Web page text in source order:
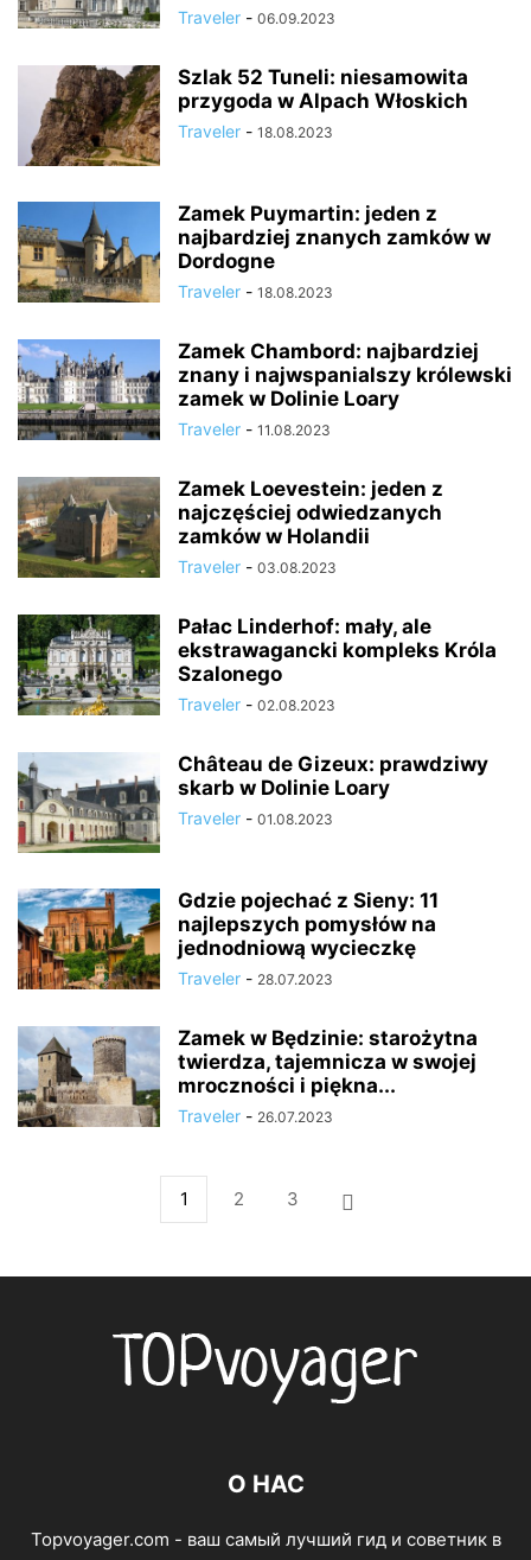
Traveler - 06.09.2023
Szlak 52 Tuneli: niesamowita
przygoda w Alpach Włoskich
Traveler - 18.08.2023
Zamek Puymartin: jeden z
najbardziej znanych zamków w
Dordogne
Traveler - 18.08.2023
Zamek Chambord: najbardziej
znany i najwspanialszy królewski
zamek w Dolinie Loary
Traveler - 11.08.2023
Zamek Loevestein: jeden z
najczęściej odwiedzanych
zamków w Holandii
Traveler - 03.08.2023
Pałac Linderhof: mały, ale
ekstrawagancki kompleks Króla
Szalonego
Traveler - 02.08.2023
Château de Gizeux: prawdziwy
skarb w Dolinie Loary
Traveler - 01.08.2023
Gdzie pojechać z Sieny: 11
najlepszych pomysłów na
jednodniową wycieczkę
Traveler - 28.07.2023
Zamek w Będzinie: starożytna
twierdza, tajemnicza w swojej
mroczności i piękna...
Traveler - 26.07.2023
1 2 3
О НАС
Topvoyager.com - ваш самый лучший гид и советник в